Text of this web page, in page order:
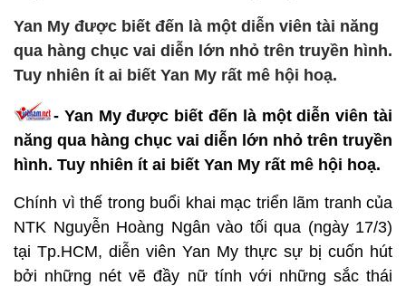
Yan My được biết đến là một diễn viên tài năng
qua hàng chục vai diễn lớn nhỏ trên truyền hình.
Tuy nhiên ít ai biết Yan My rất mê hội hoạ.
- Yan My được biết đến là một diễn viên tài
năng qua hàng chục vai diễn lớn nhỏ trên truyền
hình. Tuy nhiên ít ai biết Yan My rất mê hội hoạ.
Chính vì thế trong buổi khai mạc triển lãm tranh của
NTK Nguyễn Hoàng Ngân vào tối qua (ngày 17/3)
tại Tp.HCM, diễn viên Yan My thực sự bị cuốn hút
bởi những nét vẽ đầy nữ tính với những sắc thái